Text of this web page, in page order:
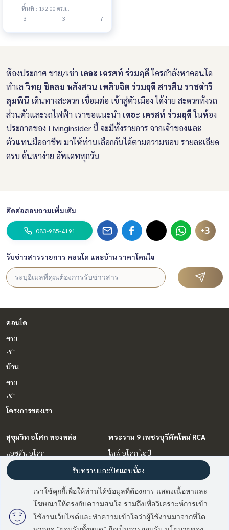
พื้นที่ : 192.00 ตร.ม.
3 3 7
ห้องประกาศ ขาย/เช่า เดอะ เครสท์ ร่วมฤดีใครกำลังหาคอนโด
ทำเลวิทยุ ชิดลม หลังสวน เพลินจิต ร่วมฤดี สารสิน ราชดำริ
ลุมพินี เดินทางสะดวก เชื่อมต่อ เข้าสู่ตัวเมือง ได้ง่าย สะดวกทั้งรถ
ส่วนตัวและรถไฟฟ้า เราขอแนะนำ เดอะ เครสท์ ร่วมฤดีในห้อง
ประกาศของ Livinginsider นี้ จะมีทั้งรายการ จากเจ้าของและ
ตัวแทนมืออาชีพ มาให้ท่านเลือกกันได้ตามความชอบ รายละเอียด
ครบ ค้นหาง่าย อัพเดททุกวัน
ติดต่อสอบถามเพิ่มเติม
083-985-4191 +3
รับข่าวสารรายการ คอนโด และบ้าน ราคาโดนใจ
คอนโด
ขาย
เช่า
บ้าน
ขาย
เช่า
โครงการของเรา
สุขุมวิท อโศก ทองหล่อ
แอชตัน อโศก
ดิ แอดเดรส สุขุมวิท 28
เดอะ เครสท์ สุขุมวิท 34
วิทโทริโอ สุขุมวิท 39
บีทนิค สุขุมวิท 32
ดิ เอส อโศก
พระราม 9 เพชรบุรีตัดใหม่ RCA
ไลฟ์ อโศก ไฮป์
ทรู ทองหล่อ
ดิ เอส แอท สิงห์ คอมเพล็กซ์
เราใช้คุกกี้เพื่อให้ท่านได้ข้อมูลที่ต้องการ แสดงเนื้อหาและ
โฆษณาให้ตรงกับความสนใจ รวมถึงเพื่อวิเคราะห์การเข้า
ใช้งานเว็บไซต์และทำความเข้าใจว่าผู้ใช้งานมาจากที่ใด
รับทราบและปิดแถบนี้ลง